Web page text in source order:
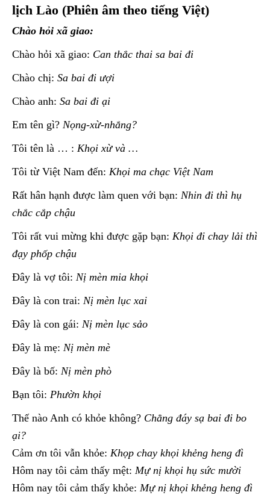
lịch Lào (Phiên âm theo tiếng Việt)
Chào hỏi xã giao:
Chào hỏi xã giao: Can thắc thai sa bai đi
Chào chị: Sa bai đi ượi
Chào anh: Sa bai đi ại
Em tên gì? Nọng-xừ-nhắng?
Tôi tên là … : Khọi xừ và …
Tôi từ Việt Nam đến: Khọi ma chạc Việt Nam
Rất hân hạnh được làm quen với bạn: Nhin đi thì hụ
chắc cắp chậu
Tôi rất vui mừng khi được gặp bạn: Khọi đi chay lải thì
đạy phốp chậu
Đây là vợ tôi: Nị mèn mia khọi
Đây là con trai: Nị mèn lục xai
Đây là con gái: Nị mèn lục sảo
Đây là mẹ: Nị mèn mè
Đây là bố: Nị mèn phò
Bạn tôi: Phườn khọi
Thế nào Anh có khỏe không? Chằng đáy sạ bai đi bo
ại?
Cảm ơn tôi vẫn khỏe: Khọp chay khọi khẻng heng đì
Hôm nay tôi cảm thấy mệt: Mự nị khọi hụ sức mười
Hôm nay tôi cảm thấy khỏe: Mự nị khọi khẻng heng đì